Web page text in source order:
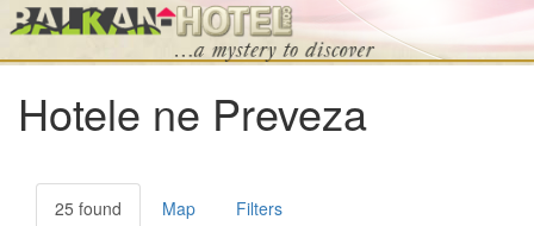
Hotele ne Preveza
25 found Map Filters